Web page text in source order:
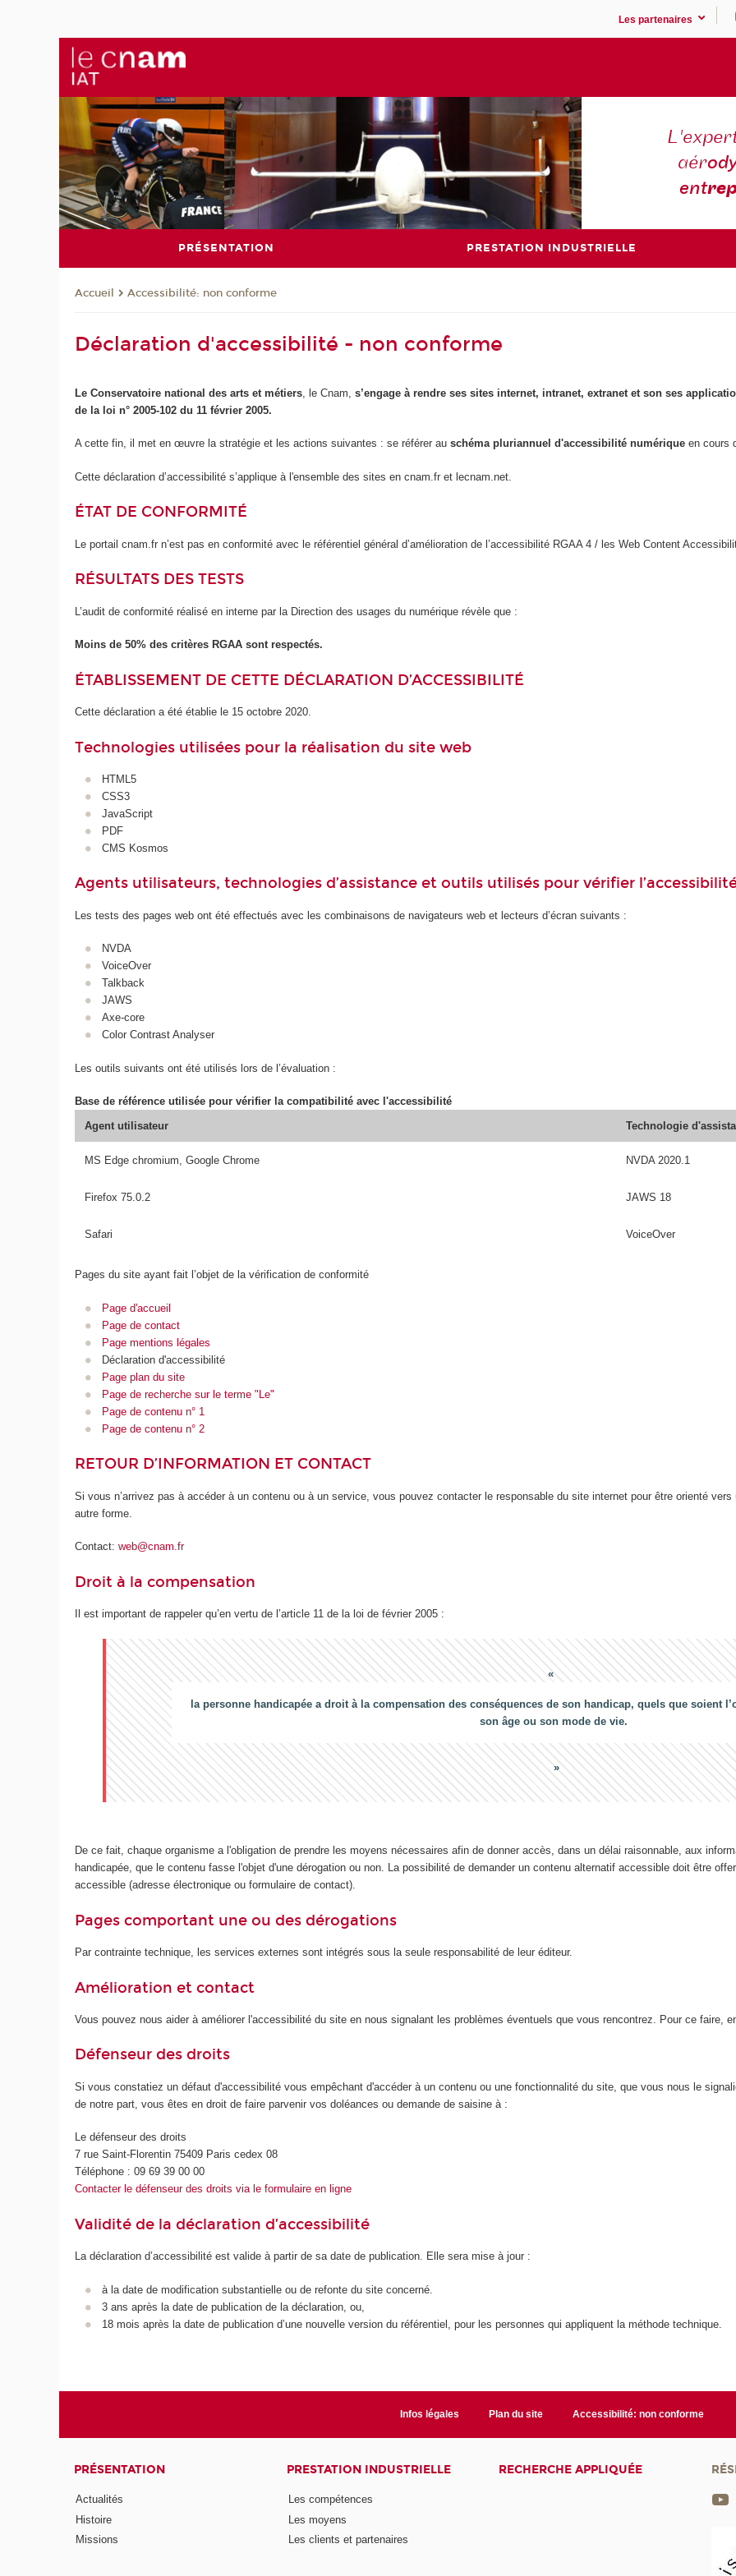
Les partenaires
aér
ent
PRÉSENTATION PRESTATION INDUSTRIELLE
Accueil Accessibilité: non conforme
Déclaration d'accessibilité - non conforme
Le Conservatoire national des arts et métiers , le Cnam,s’engage à rendre ses sites internet, intranet, extranet et son ses
de la loi n° 2005-102 du 11 février 2005.
A cette fin, il met en œuvre la stratégie et les actions suivantes : se référer auschéma pluriannuel d'accessibilité numérique en cours
Cette déclaration d’accessibilité s’applique à l'ensemble des sites en cnam.fr et lecnam.net.
ÉTAT DE CONFORMITÉ
Le portail cnam.fr n’est pas en conformité avec le référentiel général d’amélioration de l’accessibilité RGAA 4 / les Web Content
RÉSULTATS DES TESTS
L’audit de conformité réalisé en interne par la Direction des usages du numérique révèle que :
Moins de 50% des critères RGAA sont respectés.
ÉTABLISSEMENT DE CETTE DÉCLARATION D’ACCESSIBILITÉ
Cette déclaration a été établie le 15 octobre 2020.
Technologies utilisées pour la réalisation du site web
HTML5
CSS3
JavaScript
PDF
CMS Kosmos
Agents utilisateurs, technologies d’assistance et outils utilisés pour vérifier
Les tests des pages web ont été effectués avec les combinaisons de navigateurs web et lecteurs d’écran suivants :
NVDA
VoiceOver
Talkback
JAWS
Axe-core
Color Contrast Analyser
Les outils suivants ont été utilisés lors de l’évaluation :
Base de référence utilisée pour vérifier la compatibilité avec l'accessibilité
Agent utilisateur
Technologie
MS Edge chromium, Google Chrome NVDA 2020.1
Firefox 75.0.2 JAWS 18
Safari VoiceOver
Pages du site ayant fait l’objet de la vérification de conformité
Page d'accueil
Page de contact
Page mentions légales
Déclaration d'accessibilité
Page plan du site
Page de recherche sur le terme "Le"
Page de contenu n° 1
Page de contenu n° 2
RETOUR D’INFORMATION ET CONTACT
Si vous n’arrivez pas à accéder à un contenu ou à un service, vous pouvez contacter le responsable du site internet pour être orienté
autre forme.
Contact:web@cnam.fr
Droit à la compensation
Il est important de rappeler qu’en vertu de l’article 11 de la loi de février 2005 :
la personne handicapée a droit à la compensation des conséquences de son handicap, quels que soient
son âge ou son mode de vie.
De ce fait, chaque organisme a l'obligation de prendre les moyens nécessaires afin de donner accès, dans un délai raisonnable, aux
handicapée, que le contenu fasse l'objet d'une dérogation ou non. La possibilité de demander un contenu alternatif accessible doit être
accessible (adresse électronique ou formulaire de contact).
Pages comportant une ou des dérogations
Par contrainte technique, les services externes sont intégrés sous la seule responsabilité de leur éditeur.
Amélioration et contact
Vous pouvez nous aider à améliorer l'accessibilité du site en nous signalant les problèmes éventuels que vous rencontrez. Pour ce faire,
Défenseur des droits
Si vous constatiez un défaut d'accessibilité vous empêchant d'accéder à un contenu ou une fonctionnalité du site, que vous nous le
de notre part, vous êtes en droit de faire parvenir vos doléances ou demande de saisine à :
Le défenseur des droits
7 rue Saint-Florentin 75409 Paris cedex 08
Téléphone : 09 69 39 00 00
Contacter le défenseur des droits via le formulaire en ligne
Validité de la déclaration d’accessibilité
La déclaration d’accessibilité est valide à partir de sa date de publication. Elle sera mise à jour :
à la date de modification substantielle ou de refonte du site concerné.
3 ans après la date de publication de la déclaration, ou,
18 mois après la date de publication d’une nouvelle version du référentiel, pour les personnes qui appliquent la méthode technique.
Infos légales Plan du site Accessibilité: non conforme
PRÉSENTATION
Actualités
Histoire
Missions
PRESTATION INDUSTRIELLE
Les compétences
Les moyens
Les clients et partenaires
RECHERCHE APPLIQUÉE